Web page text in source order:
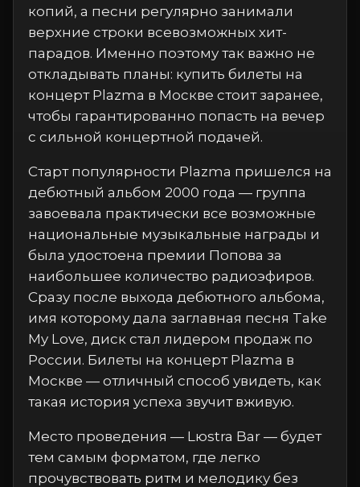
копий, а песни регулярно занимали
верхние строки всевозможных хит-
парадов. Именно поэтому так важно не
откладывать планы: купить билеты на
концерт Plazma в Москве стоит заранее,
чтобы гарантированно попасть на вечер
с сильной концертной подачей.
Старт популярности Plazma пришелся на
дебютный альбом 2000 года — группа
завоевала практически все возможные
национальные музыкальные награды и
была удостоена премии Попова за
наибольшее количество радиоэфиров.
Сразу после выхода дебютного альбома,
имя которому дала заглавная песня Take
My Love, диск стал лидером продаж по
России. Билеты на концерт Plazma в
Москве — отличный способ увидеть, как
такая история успеха звучит вживую.
Место проведения — Lюstra Bar — будет
тем самым форматом, где легко
прочувствовать ритм и мелодику без